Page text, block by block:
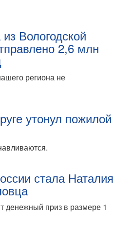
Вологодской
2,6 млн
региона не
утонул пожилой
стала Наталия
денежный приз в размере 1